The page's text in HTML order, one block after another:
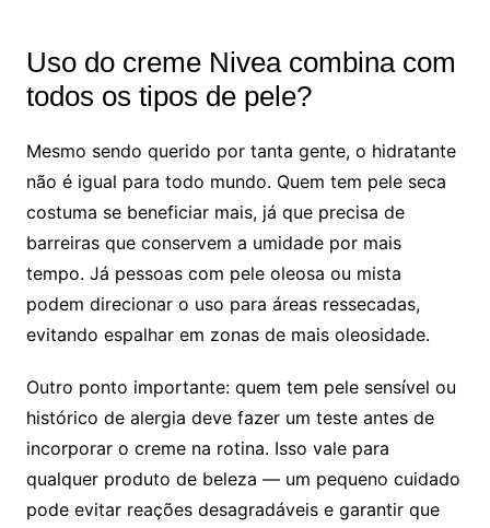
Uso do creme Nivea combina com
todos os tipos de pele?
Mesmo sendo querido por tanta gente, o hidratante
não é igual para todo mundo. Quem tem pele seca
costuma se beneficiar mais, já que precisa de
barreiras que conservem a umidade por mais
tempo. Já pessoas com pele oleosa ou mista
podem direcionar o uso para áreas ressecadas,
evitando espalhar em zonas de mais oleosidade.
Outro ponto importante: quem tem pele sensível ou
histórico de alergia deve fazer um teste antes de
incorporar o creme na rotina. Isso vale para
qualquer produto de beleza — um pequeno cuidado
pode evitar reações desagradáveis e garantir que